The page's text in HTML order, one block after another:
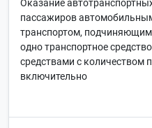
Оказание
пассажиров
транспортом,
одно транспортное
средствами с количеством
включительно